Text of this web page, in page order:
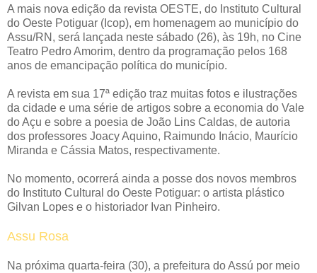
A mais nova edição da revista OESTE, do Instituto Cultural
do Oeste Potiguar (Icop), em homenagem ao município do
Assu/RN, será lançada neste sábado (26), às 19h, no Cine
Teatro Pedro Amorim, dentro da programação pelos 168
anos de emancipação política do município.
A revista em sua 17ª edição traz muitas fotos e ilustrações
da cidade e uma série de artigos sobre a economia do Vale
do Açu e sobre a poesia de João Lins Caldas, de autoria
dos professores Joacy Aquino, Raimundo Inácio, Maurício
Miranda e Cássia Matos, respectivamente.
No momento, ocorrerá ainda a posse dos novos membros
do Instituto Cultural do Oeste Potiguar: o artista plástico
Gilvan Lopes e o historiador Ivan Pinheiro.
Assu Rosa
Na próxima quarta-feira (30), a prefeitura do Assú por meio